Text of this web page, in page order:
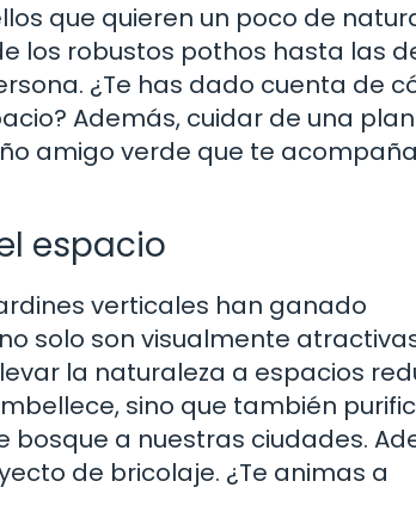
que quieren un poco de
los robustos pothos hasta las
¿Te has dado cuenta de
Además, cuidar de una
amigo verde que te
espacio
verticales han ganado
solo son visualmente
la naturaleza a espacios
sino que también
a nuestras ciudades.
de bricolaje. ¿Te animas a